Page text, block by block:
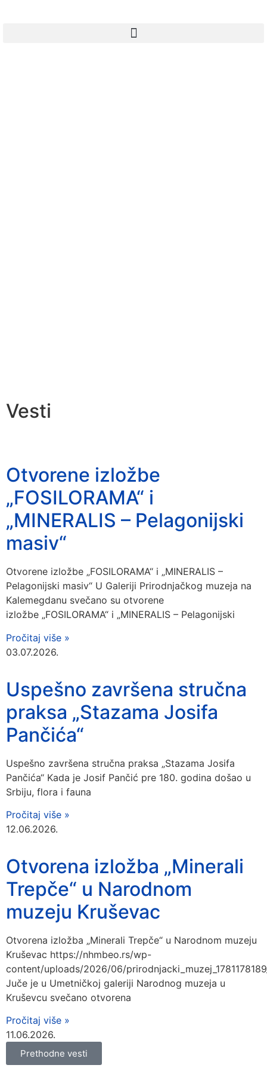
Vesti
Otvorene izložbe
„FOSILORAMA“ i
„MINERALIS – Pelagonijski
masiv“
Otvorene izložbe „FOSILORAMA“ i „MINERALIS –
Pelagonijski masiv“ U Galeriji Prirodnjačkog muzeja na
Kalemegdanu svečano su otvorene
izložbe „FOSILORAMA“ i „MINERALIS – Pelagonijski
Pročitaj više »
03.07.2026.
Uspešno završena stručna
praksa „Stazama Josifa
Pančića“
Uspešno završena stručna praksa „Stazama Josifa
Pančića“ Kada je Josif Pančić pre 180. godina došao u
Srbiju, flora i fauna
Pročitaj više »
12.06.2026.
Otvorena izložba „Minerali
Trepče“ u Narodnom
muzeju Kruševac
Otvorena izložba „Minerali Trepče“ u Narodnom muzeju
Kruševac https://nhmbeo.rs/wp-
content/uploads/2026/06/
Juče je u Umetničkoj galeriji Narodnog muzeja u
Kruševcu svečano otvorena
Pročitaj više »
11.06.2026.
Prethodne vesti